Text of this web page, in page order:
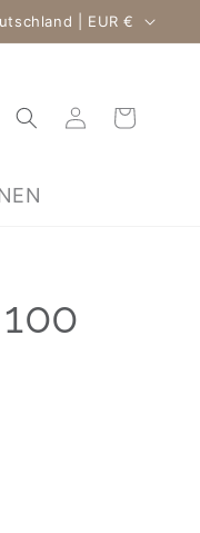
Region Deutschland | EUR €
EinloggenWarenkorb